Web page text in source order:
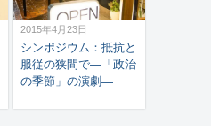
2015年4月23日
シンポジウム：抵抗と
服従の狭間で―「政治
の季節」の演劇―